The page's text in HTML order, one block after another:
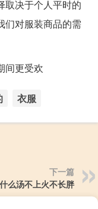
取决于个人平时的
们对服装商品的需
间更受欢
衣服
下一篇
么汤不上火不长胖